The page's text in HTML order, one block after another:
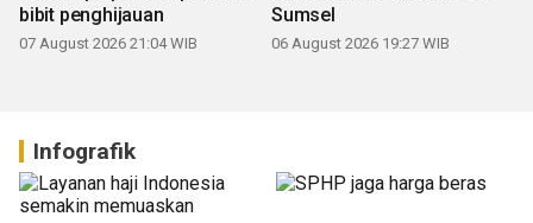
07 August 2026 21:04 WIB